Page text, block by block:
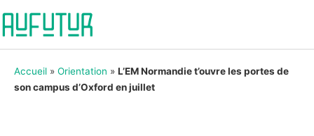
Accueil » Orientation » L’EM Normandie t’ouvre les portes de
son campus d’Oxford en juillet